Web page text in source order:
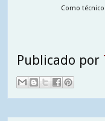
Como
Publicado por